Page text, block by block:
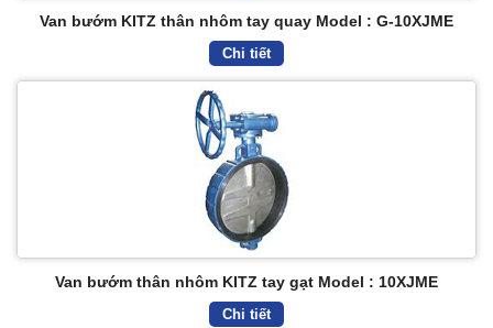
Van bướm KITZ thân nhôm tay quay Model : G-10XJME
Chi tiết
Van bướm thân nhôm KITZ tay gạt Model : 10XJME
Chi tiết